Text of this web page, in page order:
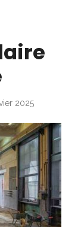
2025